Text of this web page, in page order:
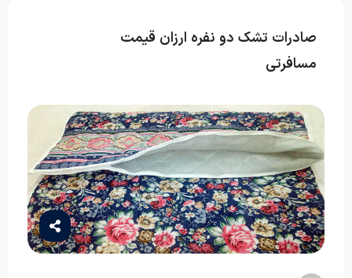
صادرات تشک دو نفره ارزان قیمت
مسافرتی